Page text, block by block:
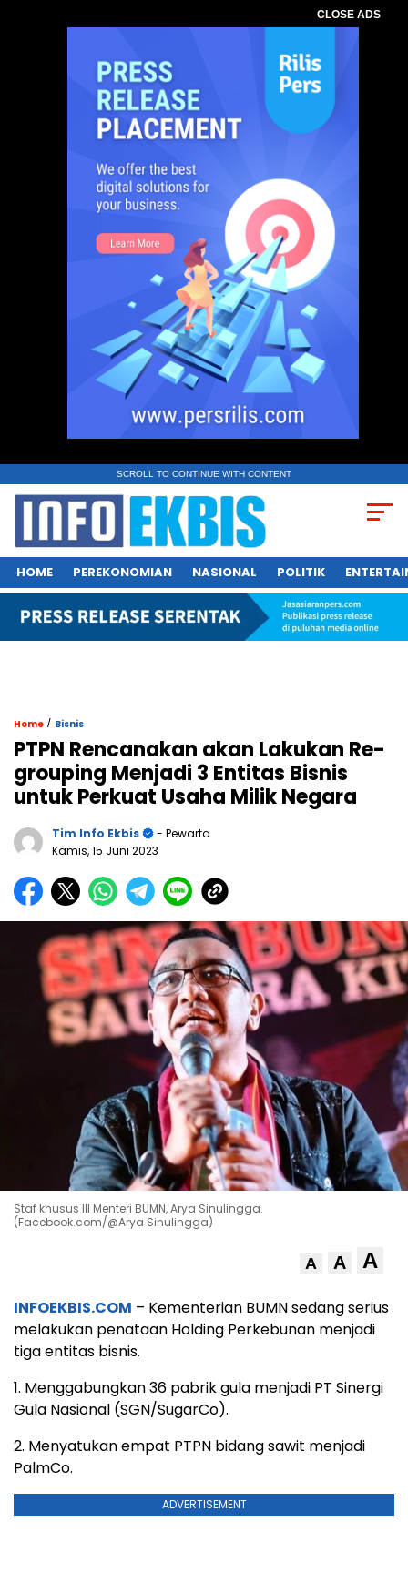
CLOSE ADS
SCROLL TO CONTINUE WITH CONTENT
HOME PEREKONOMIAN NASIONAL POLITIK
Home / Bisnis
PTPN Rencanakan akan Lakukan Re-
grouping Menjadi 3 Entitas Bisnis
untuk Perkuat Usaha Milik Negara
Tim Info Ekbis
- Pewarta
Kamis, 15 Juni 2023
Staf khusus III Menteri BUMN, Arya Sinulingga.
(Facebook.com/@Arya Sinulingga)
A A A
INFOEKBIS.COM – Kementerian BUMN sedang serius
melakukan penataan Holding Perkebunan menjadi
tiga entitas bisnis.
1. Menggabungkan 36 pabrik gula menjadi PT Sinergi
Gula Nasional (SGN/SugarCo).
2. Menyatukan empat PTPN bidang sawit menjadi
PalmCo.
ADVERTISEMENT